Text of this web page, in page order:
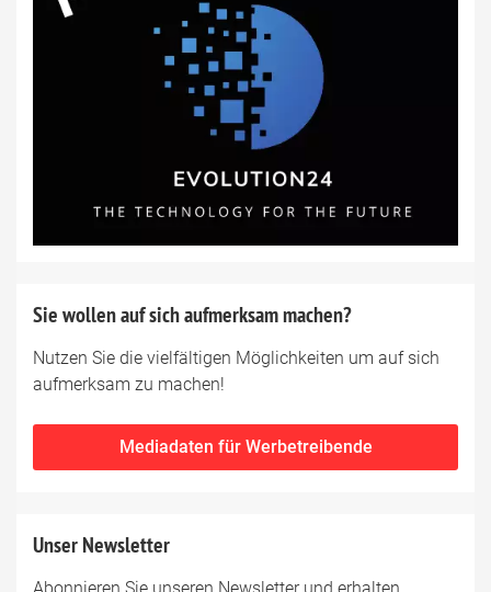
Sie wollen auf sich aufmerksam machen?
Nutzen Sie die vielfältigen Möglichkeiten um auf sich
aufmerksam zu machen!
Mediadaten für Werbetreibende
Unser Newsletter